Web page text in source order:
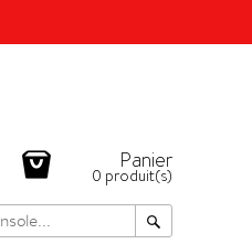
Panier
0 produit(s)